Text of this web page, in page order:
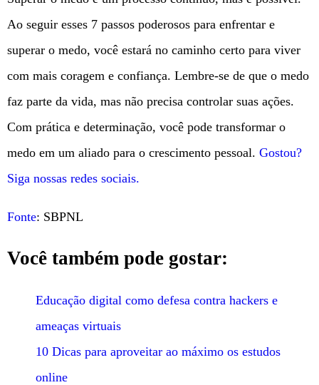
Ao seguir esses 7 passos poderosos para enfrentar e
superar o medo, você estará no caminho certo para viver
com mais coragem e confiança. Lembre-se de que o medo
faz parte da vida, mas não precisa controlar suas ações.
Com prática e determinação, você pode transformar o
medo em um aliado para o crescimento pessoal. Gostou?
Siga nossas redes sociais.
Fonte: SBPNL
Você também pode gostar:
Educação digital como defesa contra hackers e
ameaças virtuais
10 Dicas para aproveitar ao máximo os estudos
online